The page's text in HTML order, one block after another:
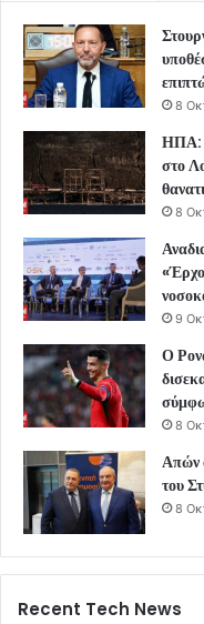
8
ΗΠΑ:
στο
8
9
Ο
8
Απών
του
8
Recent Tech News